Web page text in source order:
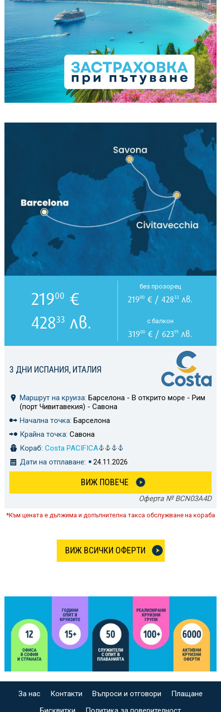
3 ДНИ ИСПАНИЯ, ИТАЛИЯ
Маршрут на круиза: Барселона - В открито море - Рим
(порт Чивитавекия) - Савона
Начална точка: Барселона
Крайна точка: Савона
Кораб: Costa PACIFICA
Дати на отплаване:
24.11.2026
ВИЖ ПОВЕЧЕ
Оферта № BCN03A4D
21900 €
42833 лв.
без прозорец
21900 € / 42833 лв.
с балкон
31900 € / 62391 лв.
*Към цената е дължима и допълнителна такса обслужване на кораба
ВИЖ ВСИЧКИ ОФЕРТИ
За нас Контакти Въпроси и отговори
Плащане